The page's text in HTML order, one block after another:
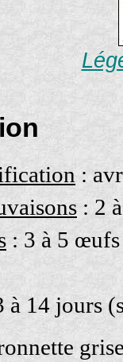
:
: 2
: 3 à 5
à 14 jours